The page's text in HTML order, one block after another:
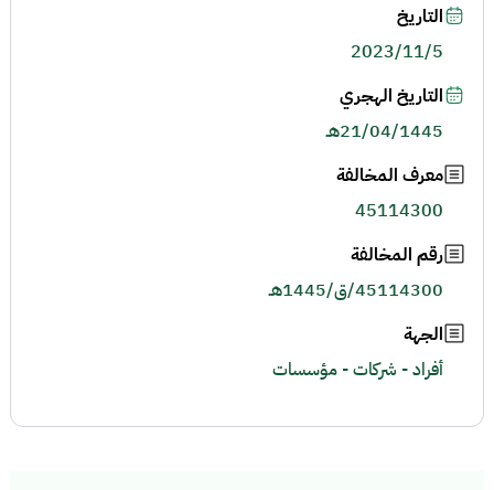
التاريخ
2023/11/5
التاريخ الهجري
21/04/1445هـ
معرف المخالفة
45114300
رقم المخالفة
45114300/ق/1445هـ
الجهة
أفراد - شركات - مؤسسات